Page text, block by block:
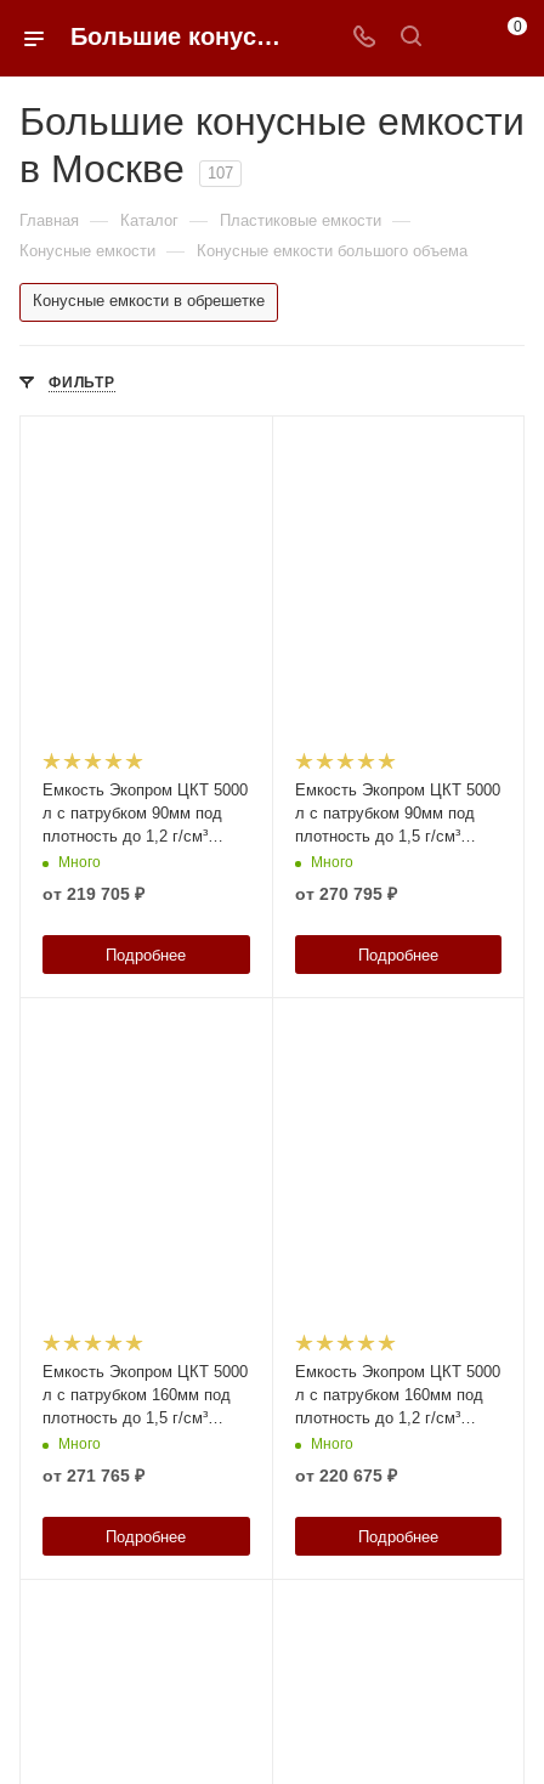
Большие конусные емкости недорого в Москве | 0FFER 0
Большие конусные емкости
в Москве
107
Главная — Каталог — Пластиковые емкости —
Конусные емкости — Конусные емкости большого объема
Конусные емкости в обрешетке
ФИЛЬТР
Емкость Экопром ЦКТ 5000
л с патрубком 90мм под
плотность до 1,2 г/см³
белая в обрешетке New
(разборной) с лестницей
Много
от 219 705 ₽
Подробнее
Емкость Экопром ЦКТ 5000
л с патрубком 90мм под
плотность до 1,5 г/см³
белая в обрешетке New
(разборной) с лестницей
Много
от 270 795 ₽
Подробнее
Емкость Экопром ЦКТ 5000
л с патрубком 160мм под
плотность до 1,5 г/см³
белая в обрешетке New
(разборной) с лестницей
Много
от 271 765 ₽
Подробнее
Емкость Экопром ЦКТ 5000
л с патрубком 160мм под
плотность до 1,2 г/см³
белая в обрешетке New
(разборной) с лестницей
Много
от 220 675 ₽
Подробнее